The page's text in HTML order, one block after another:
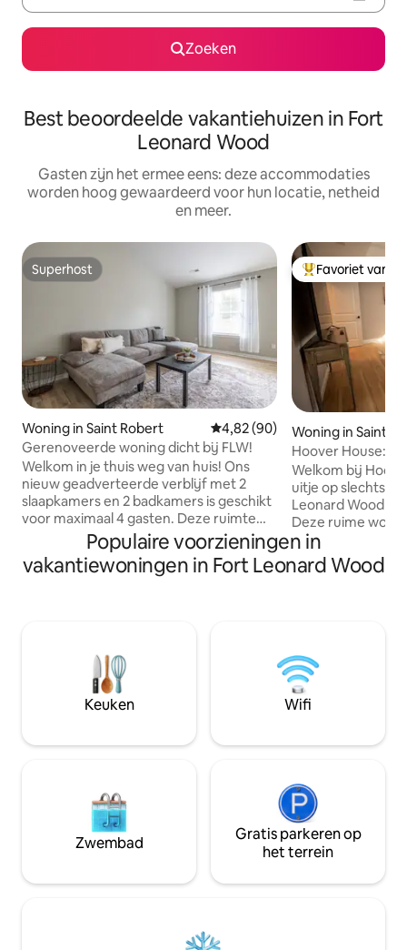
Zoeken
Best beoordeelde vakantiehuizen in Fort
Leonard Wood
Gasten zijn het ermee eens: deze accommodaties
worden hoog gewaardeerd voor hun locatie, netheid
en meer.
Superhost
Superhost
Woning in Saint Robert Gemiddelde beoordeling van
4,82 (90)
Gerenoveerde woning dicht bij FLW!
Welkom in je thuis weg van huis! Ons
nieuw geadverteerde verblijf met 2
slaapkamers en 2 badkamers is geschikt
voor maximaal 4 gasten. Deze ruimte
heeft nieuw meubilair en biedt snelle
wifi, twee smart-tv's met Netflix, Roku
en andere streamingapps. De goed
nog comfortabeler. Onze locatie ligt
dicht bij FLW en is ideaal voor militairen.
Geniet van de nabijheid van
eetgelegenheden, winkels, de basis en
Topfavoriet van
Favoriet van
Woning in Saint
Hoover House: je
Welkom bij
uitje op slechts
Leonard Wood in
Deze ruime
en 2 badkamers
plaats aan
van een volledig
zorgt voor een
Verken
onze buurt. Ik
Populaire voorzieningen in
vakantiewoningen in Fort Leonard Wood
Keuken Wifi
Zwembad
Gratis parkeren op
het terrein